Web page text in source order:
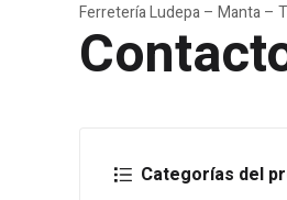
Ferretería Ludepa – Manta –
Categorías del